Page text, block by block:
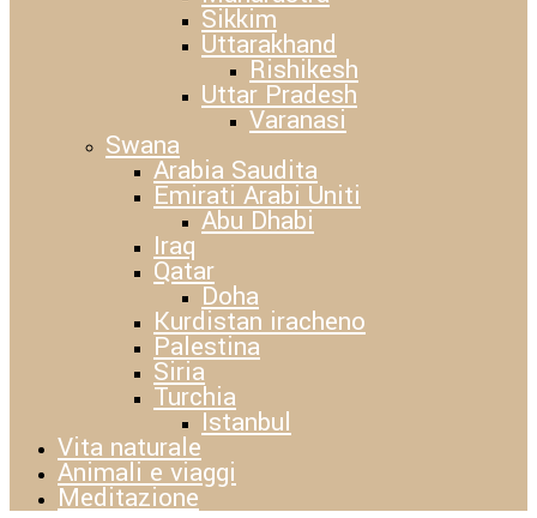
Sikkim
Uttarakhand
Rishikesh
Uttar Pradesh
Varanasi
Swana
Arabia Saudita
Emirati Arabi Uniti
Abu Dhabi
Iraq
Qatar
Doha
Kurdistan iracheno
Palestina
Siria
Turchia
Istanbul
Vita naturale
Animali e viaggi
Meditazione